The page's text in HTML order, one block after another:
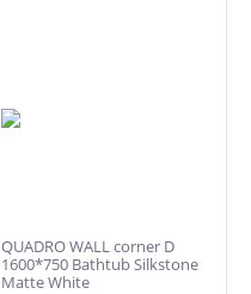
QUADRO WALL corner D
1600*750 Bathtub Silkstone
Matte White